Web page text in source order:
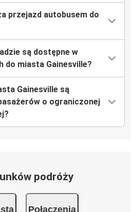
przejazd autobusem do
są dostępne w
do miasta Gainesville?
Gainesville są
o ograniczonej
podróży
Połączenia